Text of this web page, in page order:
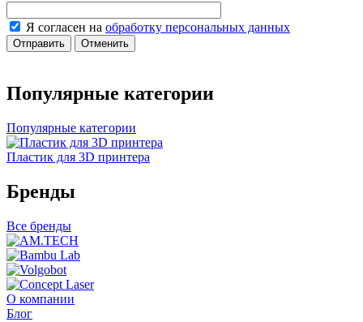
Я согласен на обработку персональных данных
Отправить Отменить
Популярные категории
Популярные категории
Пластик для 3D принтера
Бренды
Все бренды
О компании
Блог